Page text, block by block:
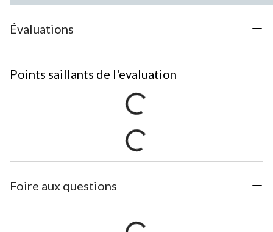
Évaluations
Points saillants de l'evaluation
Foire aux questions